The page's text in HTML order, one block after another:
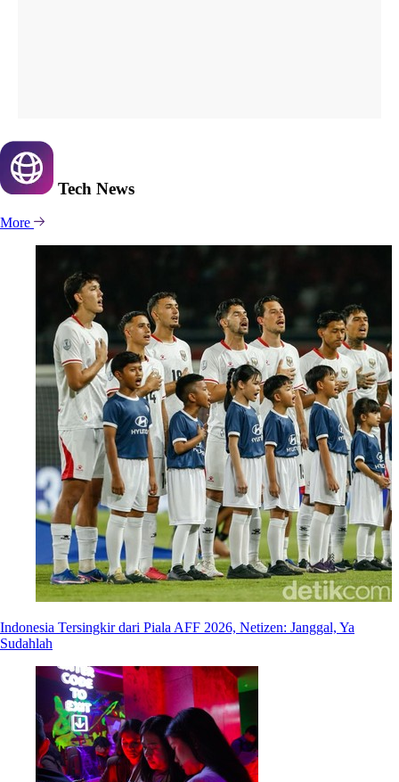
Tech News
More
Indonesia Tersingkir dari Piala AFF 2026, Netizen: Janggal, Ya
Sudahlah